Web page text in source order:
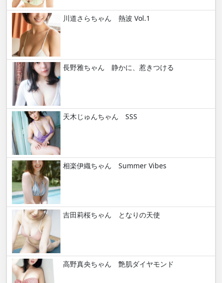
川道さらちゃん 熱波 Vol.1
長野雅ちゃん 静かに、惹きつける
天木じゅんちゃん SSS
相楽伊織ちゃん Summer Vibes
吉田莉桜ちゃん となりの天使
高野真央ちゃん 艶肌ダイヤモンド